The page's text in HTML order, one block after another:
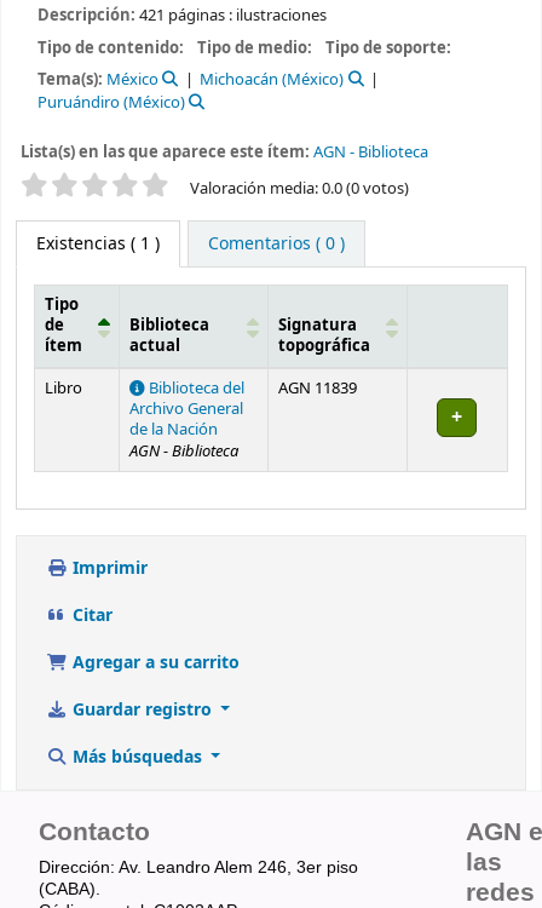
Descripción: 421 páginas : ilustraciones
Tipo de contenido:
Tipo de medio:
Tipo de soporte:
Tema(s): México
Michoacán (México)
Puruándiro (México)
Lista(s) en las que aparece este ítem: AGN - Biblioteca
Valoración Valoración media: 0.0 (0 votos)
Existencias ( 1 ) Comentarios ( 0 )
Existencias
Tipo
de
ítem
Biblioteca
actual
Signatura
topográfica
Libro
Biblioteca del
Archivo General
de la Nación
AGN - Biblioteca
AGN 11839
Imprimir
Citar
Agregar a su carrito
Guardar registro
Más búsquedas
Contacto
Dirección: Av. Leandro Alem 246, 3er piso
(CABA).
AGN
las
redes